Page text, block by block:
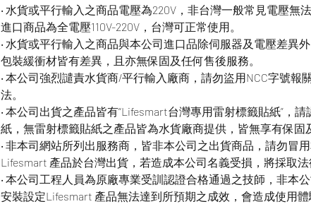
‧ 水貨或平行輸入之商品電壓為220V，非台灣一般常見電壓無
進口商品為全電壓110V-220V，台灣可正常使用。
‧ 水貨或平行輸入之商品與本公司進口品除伺服器及電壓差異
包裝緩衝材皆有差異，且亦無保固及任何售後服務。
‧ 本公司強烈譴責水貨商/平行輸入廠商，請勿盜用NCC字號報
法。
‧ 本公司出貨之產品皆有“Lifesmart台灣專用雷射標籤貼紙”，
紙，無雷射標籤貼紙之產品皆為水貨廠商提供，皆無享有保固
‧ 非本司網站所列出服務商，皆非本公司之出貨商品，請勿冒
Lifesmart 產品於台灣出貨，若造成本公司名義受損，將採取法
‧ 本公司工程人員為原廠專業受訓認證合格通過之技師，非本
安裝設定Lifesmart 產品無法達到所預期之成效，會造成使用